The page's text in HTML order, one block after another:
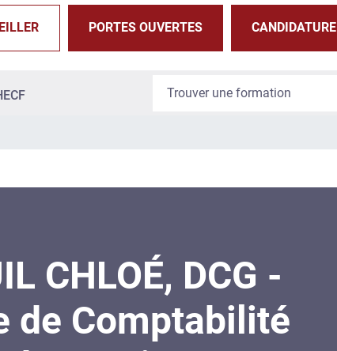
PORTES OUVERTES CANDIDATURE
CHLOÉ, DCG -
de Comptabilité